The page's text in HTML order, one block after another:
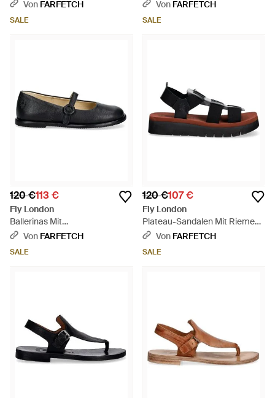
Von FARFETCH
SALE
Von FARFETCH
SALE
120 €113 €
Fly London
Ballerinas Mit
Schnallenverschluss - Schwarz
Von FARFETCH
SALE
120 €107 €
Fly London
Plateau-Sandalen Mit Riemen -
Schwarz
Von FARFETCH
SALE